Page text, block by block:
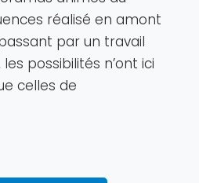
réalisé en amont
par un travail
possibilités n’ont ici
celles de